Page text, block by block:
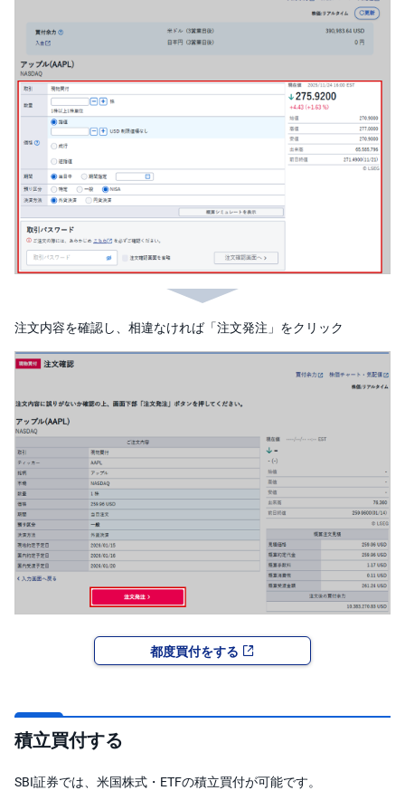
ナ
外
貨
建
M
M
NE
W
取
引
所
C
F
D(
く
り
っ
6
5)
C
F
D
セ
ュ
リ
テ
ィ
・
ク
ッ
プ
ロ
ボ
注文内容を確認し、相違なければ「注文発注」をクリック
都度買付をする
積立買付する
SBI証券では、米国株式・ETFの積立買付が可能です。